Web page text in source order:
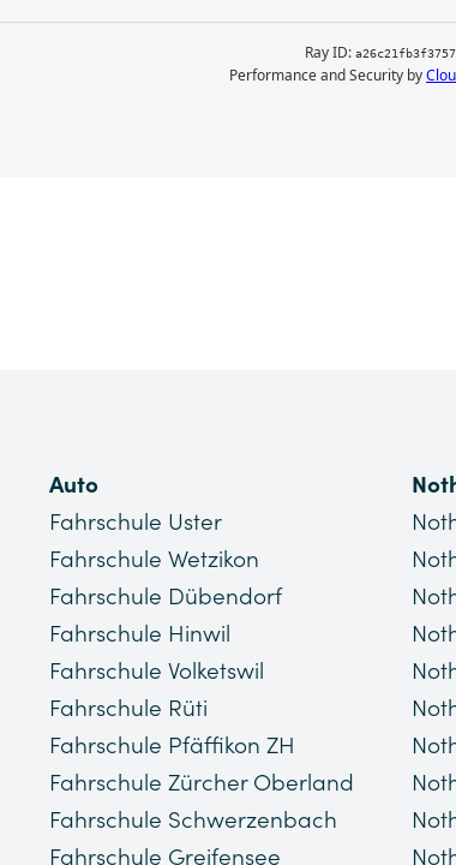
Auto
Fahrschule Uster
Fahrschule Wetzikon
Fahrschule Dübendorf
Fahrschule Hinwil
Fahrschule Volketswil
Fahrschule Rüti
Fahrschule Pfäffikon ZH
Fahrschule Zürcher Oberland
Fahrschule Schwerzenbach
Fahrschule Greifensee